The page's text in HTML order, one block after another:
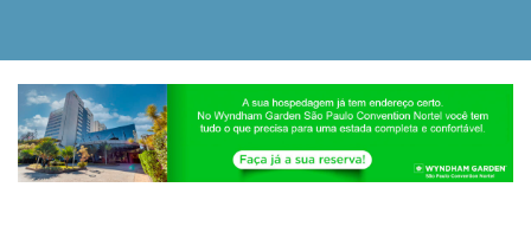
recebe diversos
visitantes em seu
stand, apresenta seus
produtos e serviços,
ocorre a troca de
cartões e...
Sabemos que
exige um alto
investimento pois
local, a empresa deve
construir seu sta...